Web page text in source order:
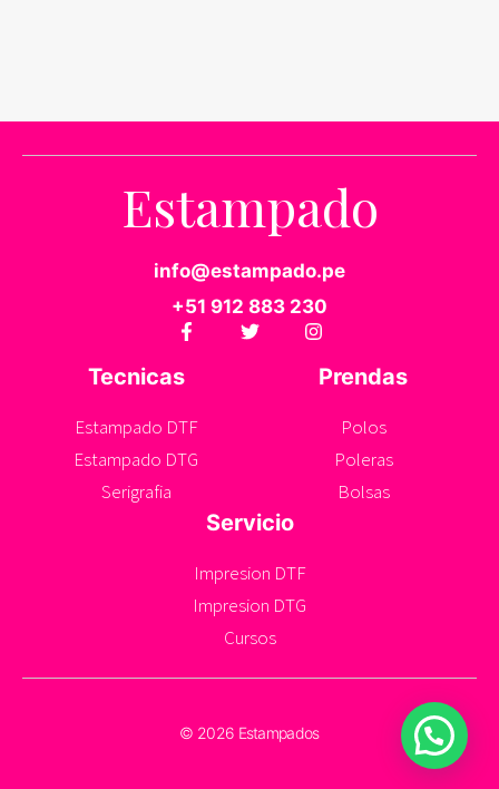
Estampado
info@estampado.pe
+51 912 883 230
Tecnicas
Estampado DTF
Estampado DTG
Serigrafia
Prendas
Polos
Poleras
Bolsas
Servicio
Impresion DTF
Impresion DTG
Cursos
© 2026 Estampados